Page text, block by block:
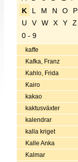
K
L M N O P
U
V W X Y Z
0 - 9
kaffe
Kafka, Franz
Kahlo, Frida
Kairo
kakao
kaktusväxter
kalendrar
kalla kriget
Kalle Anka
Kalmar